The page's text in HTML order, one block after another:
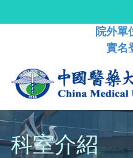
院外單
實名
科室介紹